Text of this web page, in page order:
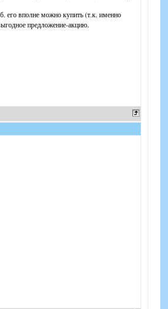
его вполне можно купить (т.к. именно
предложение-акцию.